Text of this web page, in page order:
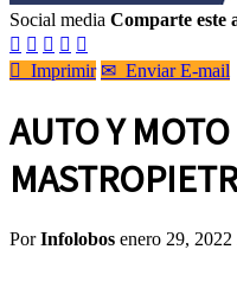
Social media Comparte este
    
 Imprimir ✉ Enviar E-mail
AUTO Y
PorInfolobos enero 29, 2022